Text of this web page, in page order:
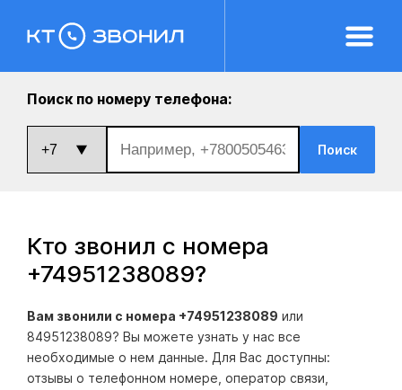
Поиск по номеру телефона:
Поиск
Кто звонил с номера
+74951238089?
Вам звонили с номера +74951238089 или
84951238089? Вы можете узнать у нас все
необходимые о нем данные. Для Вас доступны:
отзывы о телефонном номере, оператор связи,